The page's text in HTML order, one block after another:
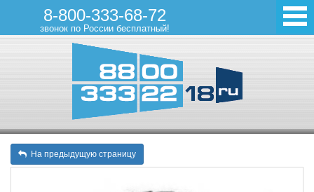
8-800-333-68-72
звонок по России бесплатный!
На предыдущую страницу